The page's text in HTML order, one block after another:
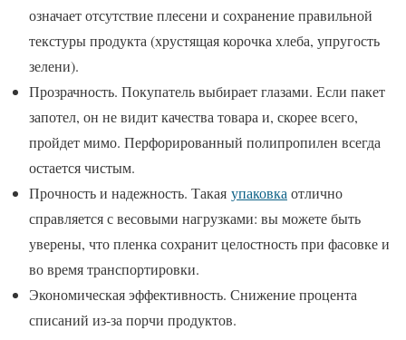
означает отсутствие плесени и сохранение правильной
текстуры продукта (хрустящая корочка хлеба, упругость
зелени).
Прозрачность. Покупатель выбирает глазами. Если пакет
запотел, он не видит качества товара и, скорее всего,
пройдет мимо. Перфорированный полипропилен всегда
остается чистым.
Прочность и надежность. Такая упаковка отлично
справляется с весовыми нагрузками: вы можете быть
уверены, что пленка сохранит целостность при фасовке и
во время транспортировки.
Экономическая эффективность. Снижение процента
списаний из-за порчи продуктов.